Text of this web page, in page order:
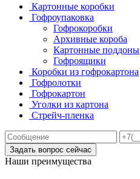
Картонные коробки
Гофроупаковка
Гофрокоробки
Архивные короба
Картонные поддоны
Гофроящики
Коробки из гофрокартона
Гофролотки
Гофрокартон
Уголки из картона
Стрейч-пленка
Задать вопрос сейчас
Наши преимущества